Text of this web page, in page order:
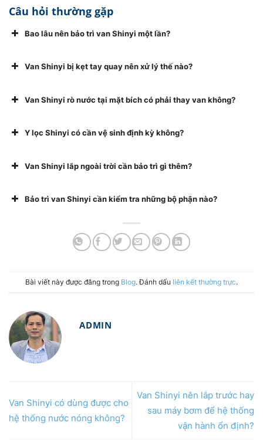
Câu hỏi thường gặp
Bao lâu nên bảo trì van Shinyi một lần?
Van Shinyi bị kẹt tay quay nên xử lý thế nào?
Van Shinyi rò nước tại mặt bích có phải thay van không?
Y lọc Shinyi có cần vệ sinh định kỳ không?
Van Shinyi lắp ngoài trời cần bảo trì gì thêm?
Bảo trì van Shinyi cần kiểm tra những bộ phận nào?
Bài viết này được đăng trong Blog. Đánh dấu liên kết thường trực.
ADMIN
Van Shinyi có dùng được cho
hệ thống nước nóng không?
Van Shinyi nên lắp trước hay
sau máy bơm để hệ thống
vận hành ổn định?